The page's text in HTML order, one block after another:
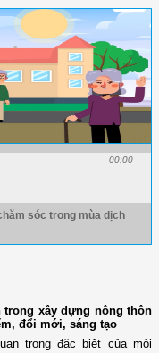
00:00
sóc trong mùa dịch
trong xây dựng nông thôn
đổi mới, sáng tạo
trọng đặc biệt của môi